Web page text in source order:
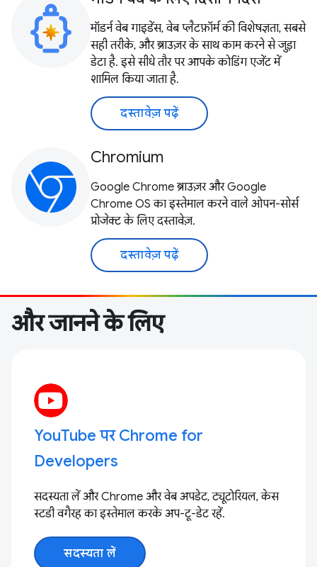
मॉडर्न वेब गाइडेंस, वेब प्लैटफ़ॉर्म की विशेषज्ञता, सबसे
सही तरीके, और ब्राउज़र के साथ काम करने से जुड़ा
डेटा है. इसे सीधे तौर पर आपके कोडिंग एजेंट में
शामिल किया जाता है.
दस्तावेज़ पढ़ें
Chromium
Google Chrome ब्राउज़र और Google
Chrome OS का इस्तेमाल करने वाले ओपन-सोर्स
प्रोजेक्ट के लिए दस्तावेज़.
दस्तावेज़ पढ़ें
और जानने के लिए
YouTube पर Chrome for
Developers
सदस्यता लें और Chrome और वेब अपडेट, ट्यूटोरियल, केस
स्टडी वगैरह का इस्तेमाल करके अप-टू-डेट रहें.
सदस्यता लें